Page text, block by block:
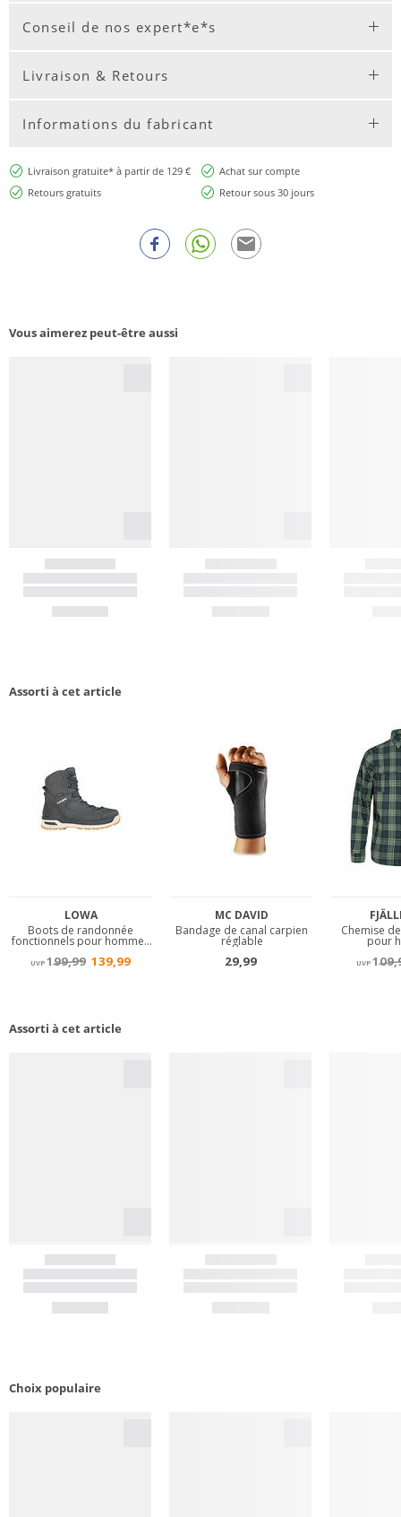
Conseil de nos expert*e*s
Livraison & Retours
Informations du fabricant
Livraison gratuite* à partir de 129 €
Achat sur compte
Retours gratuits
Retour sous 30 jours
Vous aimerez peut-être aussi
Assorti à cet article
Assorti à cet article
Choix populaire